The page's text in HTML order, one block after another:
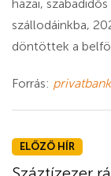
hazai,
szállodáinkba,
döntöttek a
Forrás:
ELŐZŐ HÍR